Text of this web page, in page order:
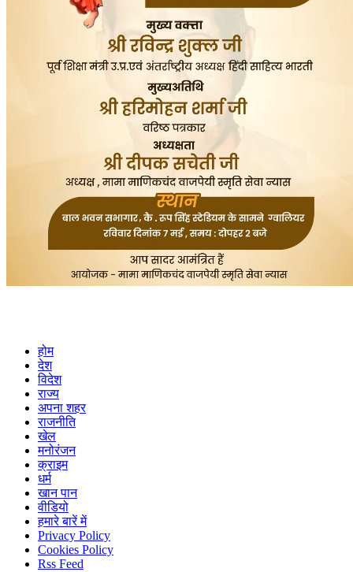
होम
देश
विदेश
राज्य
अपना शहर
राजनीति
खेल
मनोरंजन
क्राइम
धर्म
खान पान
वीडियो
हमारे बारें में
Privacy Policy
Cookies Policy
Rss Feed